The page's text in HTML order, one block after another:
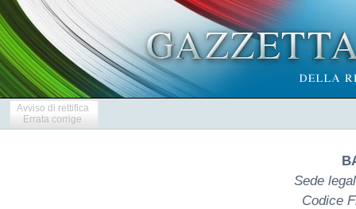
Avviso di rettifica
Errata corrige
Sede
Codice